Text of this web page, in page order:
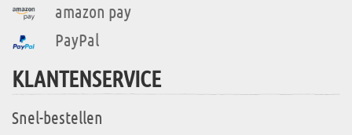
amazon pay
PayPal
KLANTENSERVICE
Snel-bestellen